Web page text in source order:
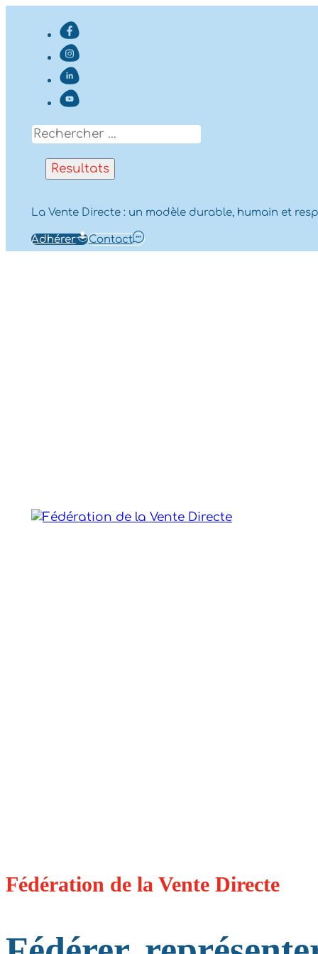
Search
Resultats
La Vente Directe : un modèle durable, humain et
Adhérer Contact
Fédération de la Vente Directe